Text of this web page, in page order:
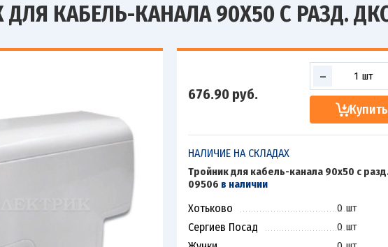
КАБЕЛЬ-КАНАЛА 90Х50 С РАЗД.
676.90 руб.
-
Купить
НАЛИЧИЕ НА СКЛАДАХ
Тройник для кабель-канала 90х50 с
09506 в наличии
Хотьково 0 шт
Сергиев Посад 0 шт